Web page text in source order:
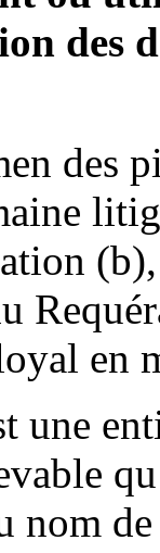
des
des
en
une
nom